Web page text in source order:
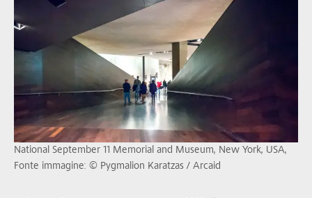
National September 11 Memorial and Museum, New York, USA,
Fonte immagine: © Pygmalion Karatzas / Arcaid